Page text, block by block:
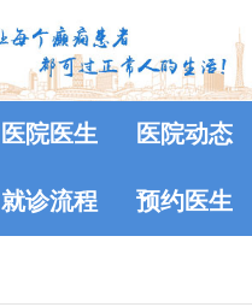
医院医生 医院动态
就诊流程 预约医生